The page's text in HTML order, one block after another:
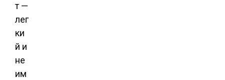
т —
лег
ки
й и
не
им